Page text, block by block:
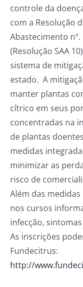
controle da
com a Resolução
Abastecimento
(Resolução SAA
sistema de
estado. A
manter plantas
cítrico em seus
concentradas na
de plantas
medidas
minimizar as
risco de
Além das
nos cursos
infecção,
As inscrições
Fundecitrus:
http://